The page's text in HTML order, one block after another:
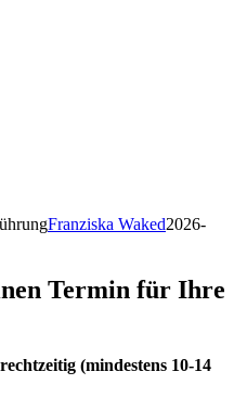
Franziska Waked2026-
Termin für Ihre
(mindestens 10-14